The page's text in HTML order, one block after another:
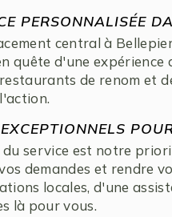
PERSONNALISÉE
central à
quête d'une
de renom et
du service est notre
demandes et rendre
locales, d'une
là pour vous.